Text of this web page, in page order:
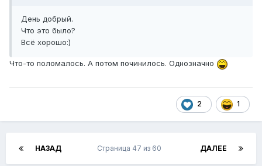
День добрый.
Что это было?
Всё хорошо:)
Что-то поломалось. А потом починилось. Однозначно
2 1
НАЗАД ДАЛЕЕ
Страница 47 из 60